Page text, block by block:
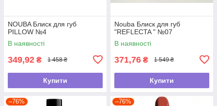
NOUBA Блиск для губ
PILLOW №4
В наявності
349,92 ₴ 1 458 ₴
Купити
Nouba Блиск для губ
"REFLECTA " №07
В наявності
371,76 ₴ 1 549 ₴
Купити
–76% –76%